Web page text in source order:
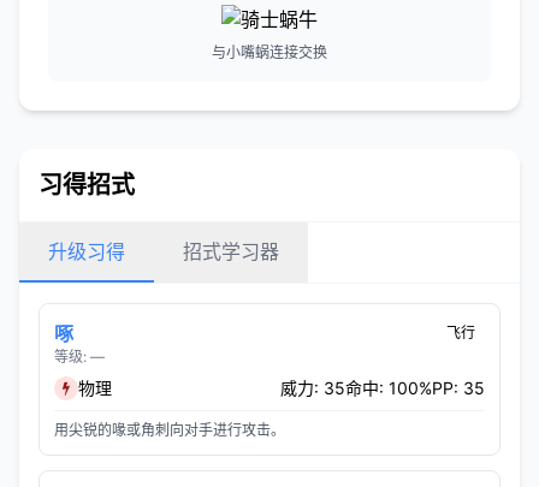
与小嘴蜗连接交换
习得招式
升级习得 招式学习器
啄
等级: —
飞行
物理 威力: 35命中: 100%PP: 35
用尖锐的喙或角刺向对手进行攻击。